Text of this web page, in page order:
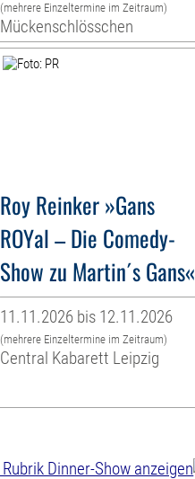
(mehrere Einzeltermine im Zeitraum)
Mückenschlösschen
Roy Reinker »Gans
ROYal – Die Comedy-
Show zu Martin´s Gans«
11.11.2026 bis 12.11.2026
(mehrere Einzeltermine im Zeitraum)
Central Kabarett Leipzig